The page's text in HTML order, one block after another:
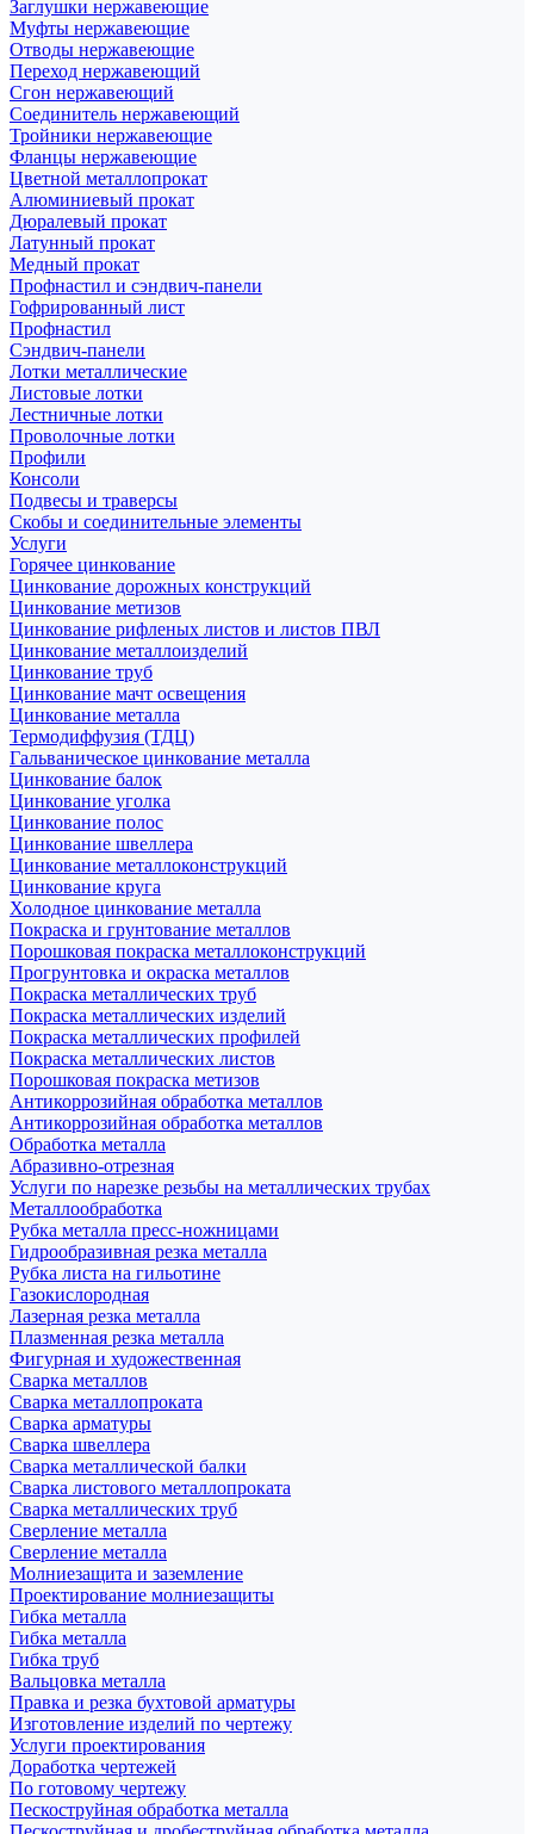
Заглушки нержавеющие
Муфты нержавеющие
Отводы нержавеющие
Переход нержавеющий
Сгон нержавеющий
Соединитель нержавеющий
Тройники нержавеющие
Фланцы нержавеющие
Цветной металлопрокат
Алюминиевый прокат
Дюралевый прокат
Латунный прокат
Медный прокат
Профнастил и сэндвич-панели
Гофрированный лист
Профнастил
Сэндвич-панели
Лотки металлические
Листовые лотки
Лестничные лотки
Проволочные лотки
Профили
Консоли
Подвесы и траверсы
Скобы и соединительные элементы
Услуги
Горячее цинкование
Цинкование дорожных конструкций
Цинкование метизов
Цинкование рифленых листов и листов ПВЛ
Цинкование металлоизделий
Цинкование труб
Цинкование мачт освещения
Цинкование металла
Термодиффузия (ТДЦ)
Гальваническое цинкование металла
Цинкование балок
Цинкование уголка
Цинкование полос
Цинкование швеллера
Цинкование металлоконструкций
Цинкование круга
Холодное цинкование металла
Покраска и грунтование металлов
Порошковая покраска металлоконструкций
Прогрунтовка и окраска металлов
Покраска металлических труб
Покраска металлических изделий
Покраска металлических профилей
Покраска металлических листов
Порошковая покраска метизов
Антикоррозийная обработка металлов
Антикоррозийная обработка металлов
Обработка металла
Абразивно-отрезная
Услуги по нарезке резьбы на металлических трубах
Металлообработка
Рубка металла пресс-ножницами
Гидрообразивная резка металла
Рубка листа на гильотине
Газокислородная
Лазерная резка металла
Плазменная резка металла
Фигурная и художественная
Сварка металлов
Сварка металлопроката
Сварка арматуры
Сварка швеллера
Сварка металлической балки
Сварка листового металлопроката
Сварка металлических труб
Сверление металла
Сверление металла
Молниезащита и заземление
Проектирование молниезащиты
Гибка металла
Гибка металла
Гибка труб
Вальцовка металла
Правка и резка бухтовой арматуры
Изготовление изделий по чертежу
Услуги проектирования
Доработка чертежей
По готовому чертежу
Пескоструйная обработка металла